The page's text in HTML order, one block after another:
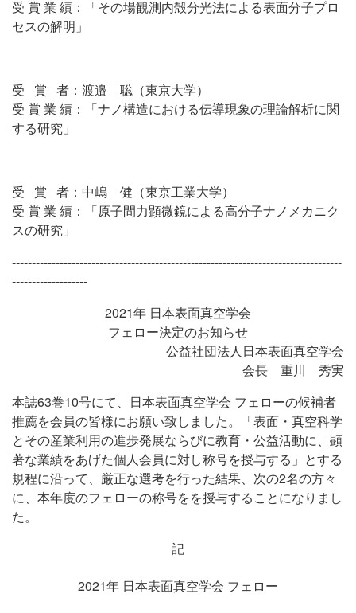
受 賞 業 績：「その場観測内殻分光法による表面分子プロ
セスの解明」
受 賞 者：渡邉 聡（東京大学）
受 賞 業 績：「ナノ構造における伝導現象の理論解析に関
する研究」
受 賞 者：中嶋 健（東京工業大学）
受 賞 業 績：「原子間力顕微鏡による高分子ナノメカニク
スの研究」
-----------------------------------------------------------------------------------
-------------------
2021年 日本表面真空学会
フェロー決定のお知らせ
公益社団法人日本表面真空学会
会長 重川 秀実
本誌63巻10号にて、日本表面真空学会 フェローの候補者
推薦を会員の皆様にお願い致しました。「表面・真空科学
とその産業利用の進歩発展ならびに教育・公益活動に、顕
著な業績をあげた個人会員に対し称号を授与する」とする
規程に沿って、厳正な選考を行った結果、次の2名の方々
に、本年度のフェローの称号をを授与することになりまし
た。
記
2021年 日本表面真空学会 フェロー